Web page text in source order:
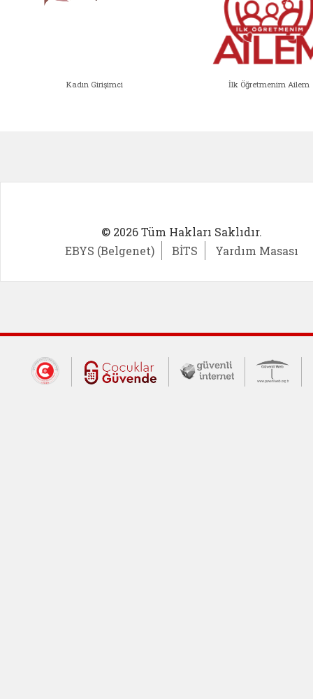
Kadın Girişimci İlk Öğretmenim Ailem
© 2026 Tüm Hakları Saklıdır.
EBYS (Belgenet)
BİTS Yardım Masası
Dış Bağlantılar
Cumhurbaşkanlığı İletişim Merkezi
Çocuklar Güvende (yeni
Güvenli